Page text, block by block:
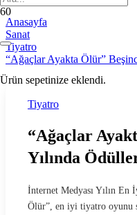
Ürün sepetinize eklendi.
Anasayfa
Sanat
Tiyatro
“Ağaçlar Ayakta Ölür”
Tiyatro
“Ağaçlar
Yılında
İnternet Medyası Yılın
Ölür”, en iyi tiyatro oyunu